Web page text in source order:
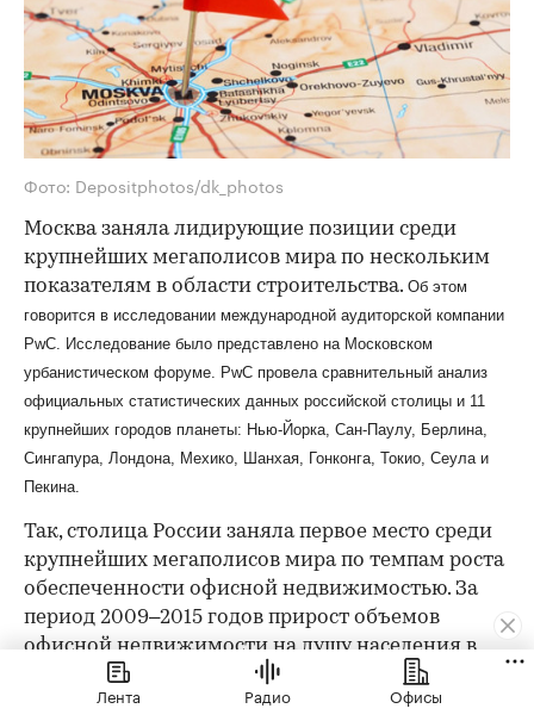
Фото: Depositphotos/dk_photos
Москва заняла лидирующие позиции среди
крупнейших мегаполисов мира по нескольким
показателям в области строительства. Об этом
говорится в исследовании международной аудиторской компании
PwC. Исследование было представлено на Московском
урбанистическом форуме. PwC провела сравнительный анализ
официальных статистических данных российской столицы и 11
крупнейших городов планеты: Нью-Йорка, Сан-Паулу, Берлина,
Сингапура, Лондона, Мехико, Шанхая, Гонконга, Токио, Сеула и
Пекина.
Так, столица России заняла первое место среди
крупнейших мегаполисов мира по темпам роста
обеспеченности офисной недвижимостью. За
период 2009–2015 годов прирост объемов
офисной недвижимости на душу населения в
Москве составил 22%, а среднегодовые темпы по
остальным городам исследования увеличились
Лента Радио Офисы